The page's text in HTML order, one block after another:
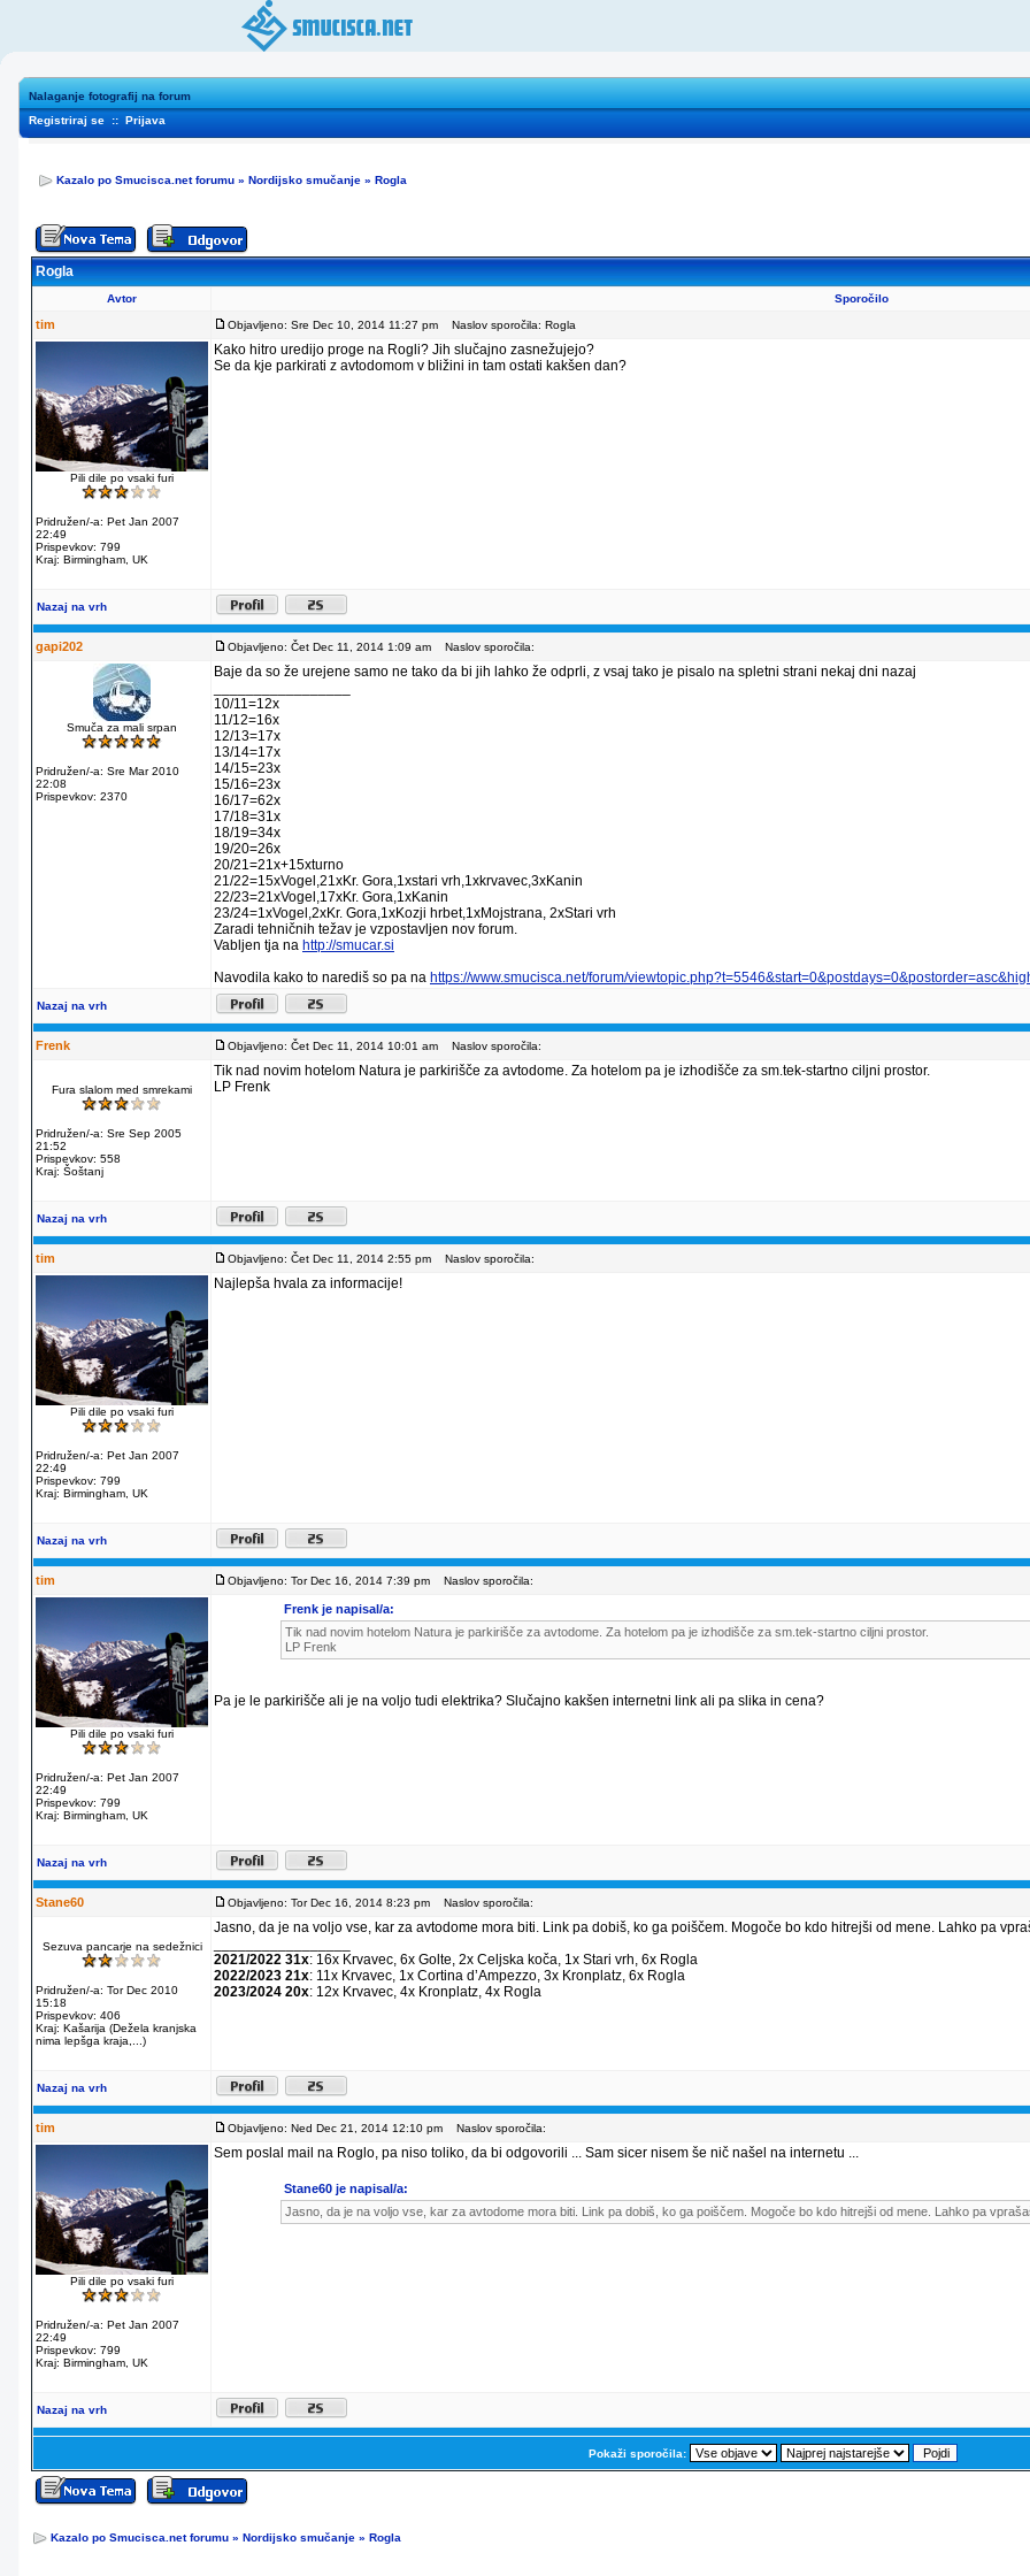
Nalaganje fotografij na forum
Registriraj se :: Prijava
Kazalo po Smucisca.net forumu » Nordijsko smučanje » Rogla
Rogla
Avtor Sporočilo
tim Objavljeno: Sre Dec 10, 2014 11:27 pm Naslov sporočila: Rogla
Pili dile po vsaki furi
Pridružen/-a: Pet Jan 2007
22:49
Prispevkov: 799
Kraj: Birmingham, UK
Kako hitro uredijo proge na Rogli? Jih slučajno zasnežujejo?
Se da kje parkirati z avtodomom v bližini in tam ostati kakšen dan?
Nazaj na vrh
gapi202 Objavljeno: Čet Dec 11, 2014 1:09 am Naslov sporočila:
Smuča za mali srpan
Pridružen/-a: Sre Mar 2010
22:08
Prispevkov: 2370
Baje da so že urejene samo ne tako da bi jih lahko že odprli, z vsaj tako je pisalo na spletni strani nekaj dni nazaj
10/11=12x
11/12=16x
12/13=17x
13/14=17x
14/15=23x
15/16=23x
16/17=62x
17/18=31x
18/19=34x
19/20=26x
20/21=21x+15xturno
21/22=15xVogel,21xKr. Gora,1xstari vrh,1xkrvavec,3xKanin
22/23=21xVogel,17xKr. Gora,1xKanin
23/24=1xVogel,2xKr. Gora,1xKozji hrbet,1xMojstrana, 2xStari vrh
Zaradi tehničnih težav je vzpostavljen nov forum.
Vabljen tja na http://smucar.si
Navodila kako to narediš so pa na https://www.smucisca.net/forum/
Nazaj na vrh
Frenk Objavljeno: Čet Dec 11, 2014 10:01 am Naslov sporočila:
Fura slalom med smrekami
Pridružen/-a: Sre Sep 2005
21:52
Prispevkov: 558
Kraj: Šoštanj
Tik nad novim hotelom Natura je parkirišče za avtodome. Za hotelom pa je izhodišče za sm.tek-startno ciljni prostor.
LP Frenk
Nazaj na vrh
tim Objavljeno: Čet Dec 11, 2014 2:55 pm Naslov sporočila:
Pili dile po vsaki furi
Pridružen/-a: Pet Jan 2007
22:49
Prispevkov: 799
Kraj: Birmingham, UK
Najlepša hvala za informacije!
Nazaj na vrh
tim Objavljeno: Tor Dec 16, 2014 7:39 pm Naslov sporočila:
Pili dile po vsaki furi
Pridružen/-a: Pet Jan 2007
22:49
Prispevkov: 799
Kraj: Birmingham, UK
Frenk je napisal/a:
Tik nad novim hotelom Natura je parkirišče za avtodome. Za hotelom pa je izhodišče za sm.tek-startno ciljni prostor.
LP Frenk
Pa je le parkirišče ali je na voljo tudi elektrika? Slučajno kakšen internetni link ali pa slika in cena?
Nazaj na vrh
Stane60 Objavljeno: Tor Dec 16, 2014 8:23 pm Naslov sporočila:
Sezuva pancarje na sedežnici
Pridružen/-a: Tor Dec 2010
15:18
Prispevkov: 406
Kraj: Kašarija (Dežela kranjska
nima lepšga kraja,...)
Jasno, da je na voljo vse, kar za avtodome mora biti. Link pa dobiš, ko ga poiščem. Mogoče bo kdo hitrejši od mene. Lahko pa
2021/2022 31x: 16x Krvavec, 6x Golte, 2x Celjska koča, 1x Stari vrh, 6x Rogla
2022/2023 21x: 11x Krvavec, 1x Cortina dʼAmpezzo, 3x Kronplatz, 6x Rogla
2023/2024 20x: 12x Krvavec, 4x Kronplatz, 4x Rogla
Nazaj na vrh
tim Objavljeno: Ned Dec 21, 2014 12:10 pm Naslov sporočila:
Pili dile po vsaki furi
Pridružen/-a: Pet Jan 2007
22:49
Prispevkov: 799
Kraj: Birmingham, UK
Sem poslal mail na Roglo, pa niso toliko, da bi odgovorili ... Sam sicer nisem še nič našel na internetu ...
Stane60 je napisal/a:
Jasno, da je na voljo vse, kar za avtodome mora biti. Link pa dobiš, ko ga poiščem. Mogoče bo kdo hitrejši od mene. Lahko pa
Nazaj na vrh
Pokaži sporočila:
Kazalo po Smucisca.net forumu » Nordijsko smučanje » Rogla